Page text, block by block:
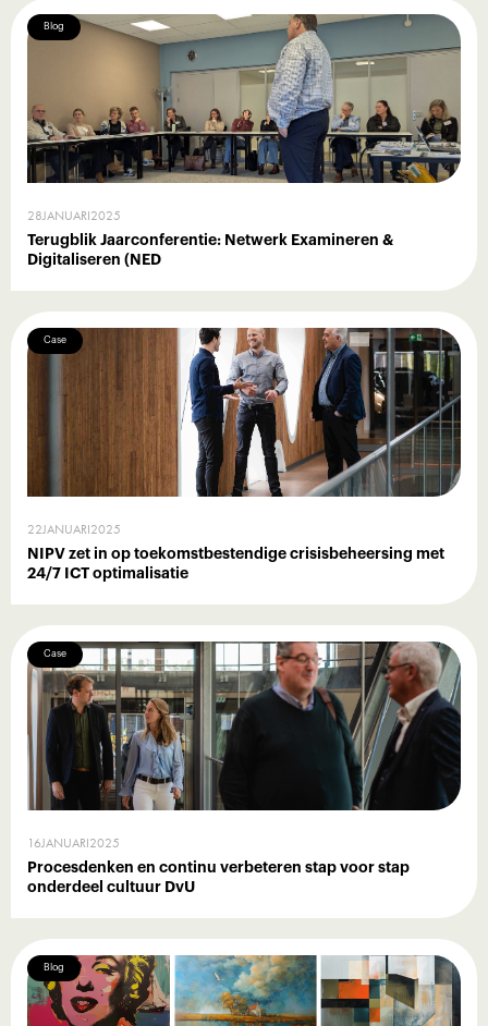
Blog
28JANUARI2025
Terugblik Jaarconferentie: Netwerk Examineren &
Digitaliseren (NED
Case
22JANUARI2025
NIPV zet in op toekomstbestendige crisisbeheersing met
24/7 ICT optimalisatie
Case
16JANUARI2025
Procesdenken en continu verbeteren stap voor stap
onderdeel cultuur DvU
Blog